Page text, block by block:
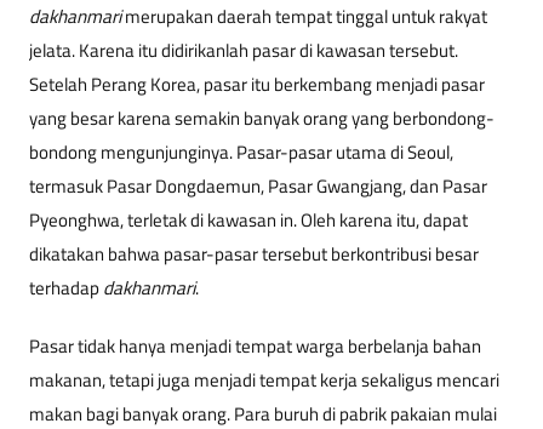
dakhanmarimerupakan daerah tempat tinggal untuk rakyat
jelata. Karena itu didirikanlah pasar di kawasan tersebut.
Setelah Perang Korea, pasar itu berkembang menjadi pasar
yang besar karena semakin banyak orang yang berbondong-
bondong mengunjunginya. Pasar-pasar utama di Seoul,
termasuk Pasar Dongdaemun, Pasar Gwangjang, dan Pasar
Pyeonghwa, terletak di kawasan in. Oleh karena itu, dapat
dikatakan bahwa pasar-pasar tersebut berkontribusi besar
terhadapdakhanmari.
Pasar tidak hanya menjadi tempat warga berbelanja bahan
makanan, tetapi juga menjadi tempat kerja sekaligus mencari
makan bagi banyak orang. Para buruh di pabrik pakaian mulai